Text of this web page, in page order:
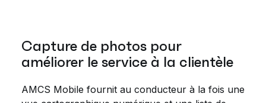
Capture de photos pour
améliorer le service à la clientèle
AMCS Mobile fournit au conducteur à la fois une